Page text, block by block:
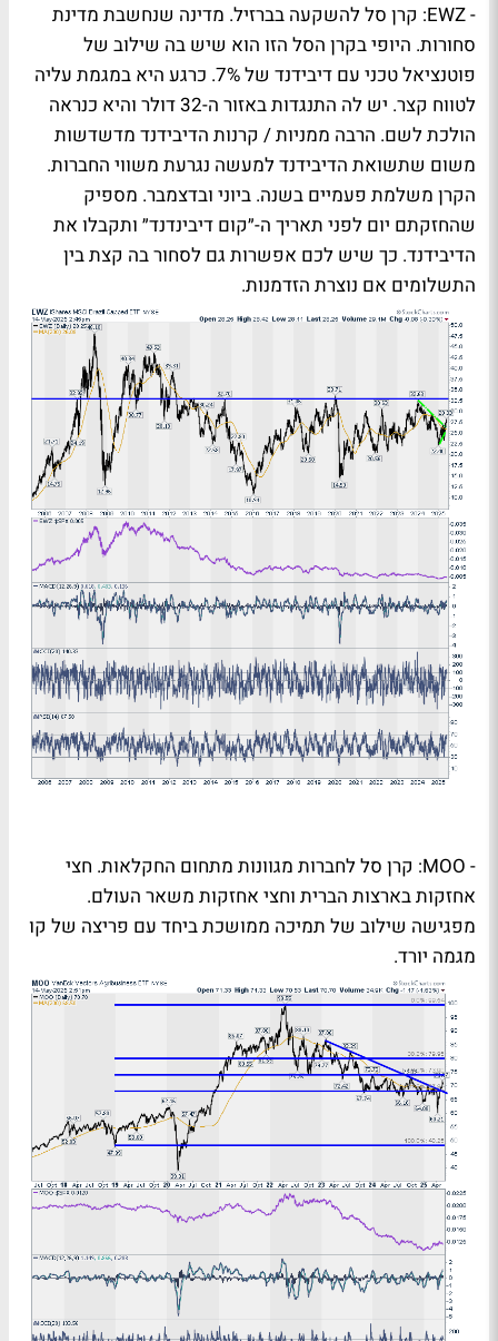
-
EWZ: קרן סל להשקעה בברזיל. מדינה שנחשבת מדינת
סחורות. היופי בקרן הסל הזו הוא שיש בה שילוב של
פוטנציאל טכני עם דיבידנד של 7%. כרגע היא במגמת עליה
לטווח קצר. יש לה התנגדות באזור ה-32 דולר והיא כנראה
הולכת לשם. הרבה ממניות / קרנות הדיבידנד מדשדשות
משום שתשואת הדיבידנד למעשה נגרעת משווי החברות.
הקרן משלמת פעמיים בשנה. ביוני ובדצמבר. מספיק
שהחזקתם יום לפני תאריך ה-״קום דיבינדנד״ ותקבלו את
הדיבידנד. כך שיש לכם אפשרות גם לסחור בה קצת בין
התשלומים אם נוצרת הזדמנות.
-
MOO
: קרן סל לחברות מגוונות מתחום החקלאות. חצי
אחזקות בארצות הברית וחצי אחזקות משאר העולם.
מפגישה שילוב של תמיכה ממושכת ביחד עם פריצה של קו
מגמה יורד.